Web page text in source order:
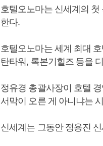
호텔오노마는 신세계의
한다.
호텔오노마는 세계 최대
탄타워, 록본기힐즈 등을
정유경 총괄사장이 호텔
서막이 오른 게 아니냐는
신세계는 그동안 정용진